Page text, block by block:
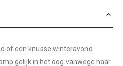
of een knusse winteravond
gelijk in het oog vanwege haar